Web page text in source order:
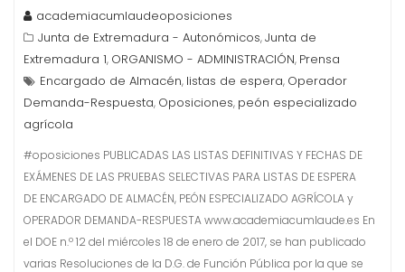
academiacumlaudeoposiciones
Junta de Extremadura - Autonómicos,Junta de
Extremadura 1, ORGANISMO - ADMINISTRACIÓN, Prensa
Encargado de Almacén, listas de espera, Operador
Demanda-Respuesta, Oposiciones, peón especializado
agrícola
#oposiciones PUBLICADAS LAS LISTAS DEFINITIVAS Y FECHAS DE
EXÁMENES DE LAS PRUEBAS SELECTIVAS PARA LISTAS DE ESPERA
DE ENCARGADO DE ALMACÉN, PEÓN ESPECIALIZADO AGRÍCOLA y
OPERADOR DEMANDA-RESPUESTA www.academiacumlaude.es En
el DOE n.º 12 del miércoles 18 de enero de 2017, se han publicado
varias Resoluciones de la D.G. de Función Pública por la que se